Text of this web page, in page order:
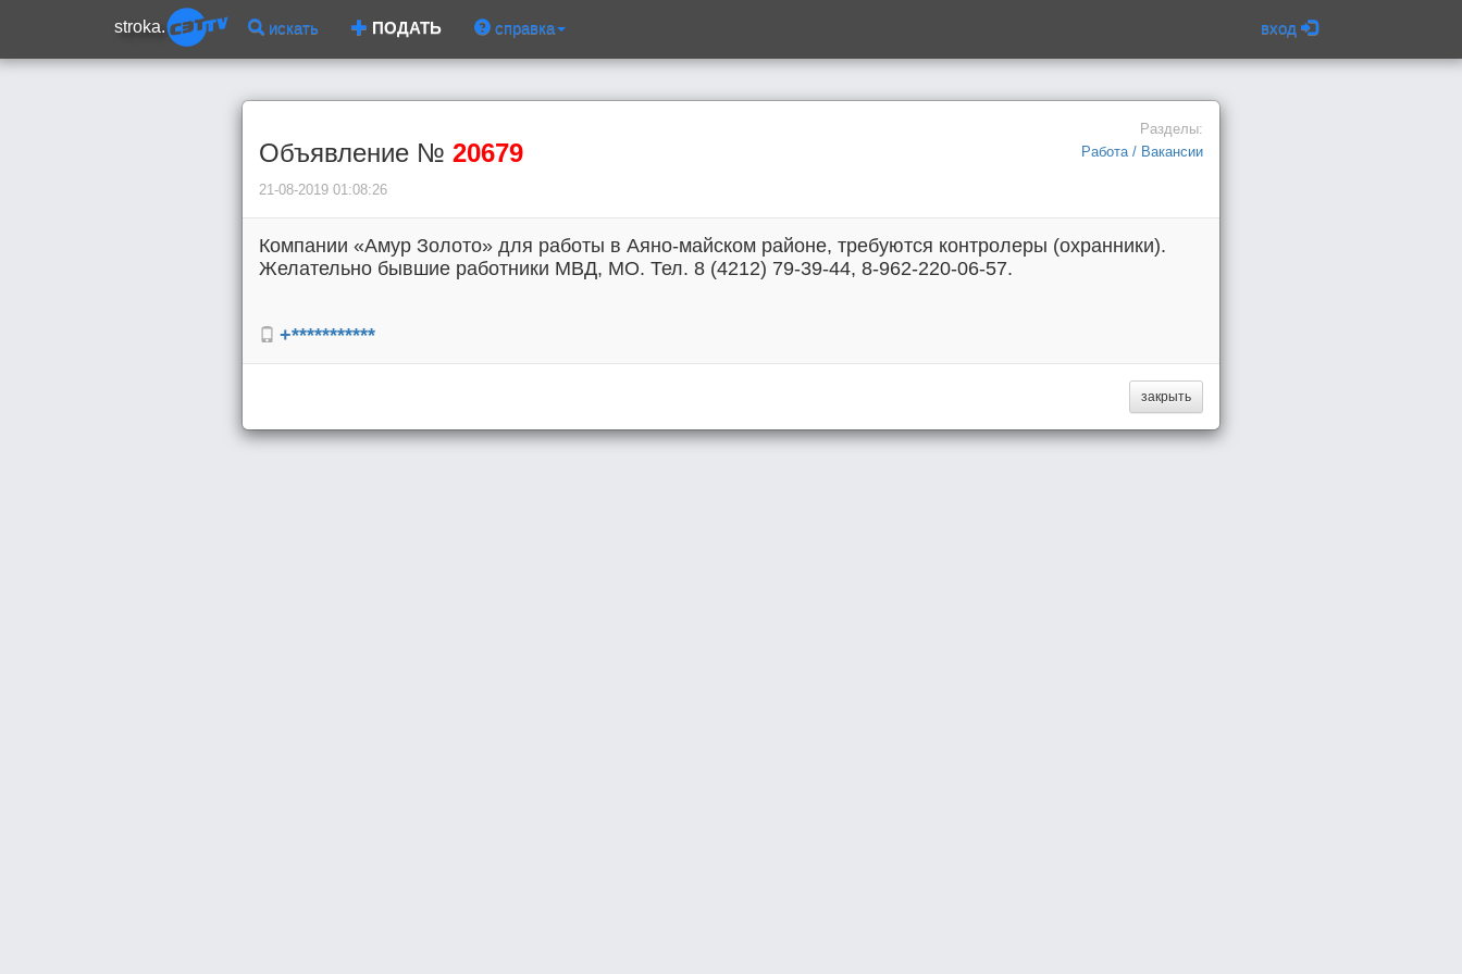
stroka. искать ПОДАТЬ справка вход
Объявление № 20679
21-08-2019 01:08:26
Разделы:
Работа / Вакансии
Компании «Амур Золото» для работы в Аяно-майском районе, требуются контролеры (охранники).
Желательно бывшие работники МВД, МО. Тел. 8 (4212) 79-39-44, 8-962-220-06-57.
+***********
закрыть